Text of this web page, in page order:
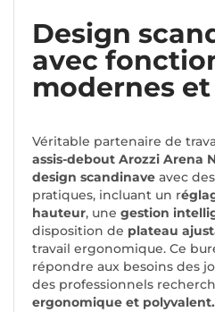
Design
avec
modernes
Véritable partenaire de
assis-debout Arozzi Arena
design scandinave avec
pratiques, incluant un r
hauteur, une gestion
disposition de plateau
travail ergonomique. Ce
répondre aux besoins des
des professionnels
ergonomique et polyvalent.